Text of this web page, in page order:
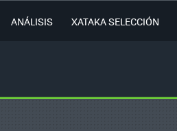
ANÁLISIS XATAKA SELECCIÓN